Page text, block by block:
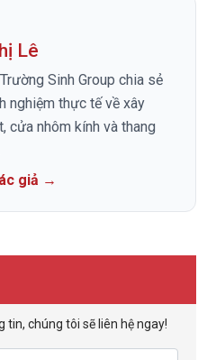
Lê
Sinh Group chia sẻ
nghiệm thực tế về xây
cửa nhôm kính và thang
giả →
tin, chúng tôi sẽ liên hệ ngay!